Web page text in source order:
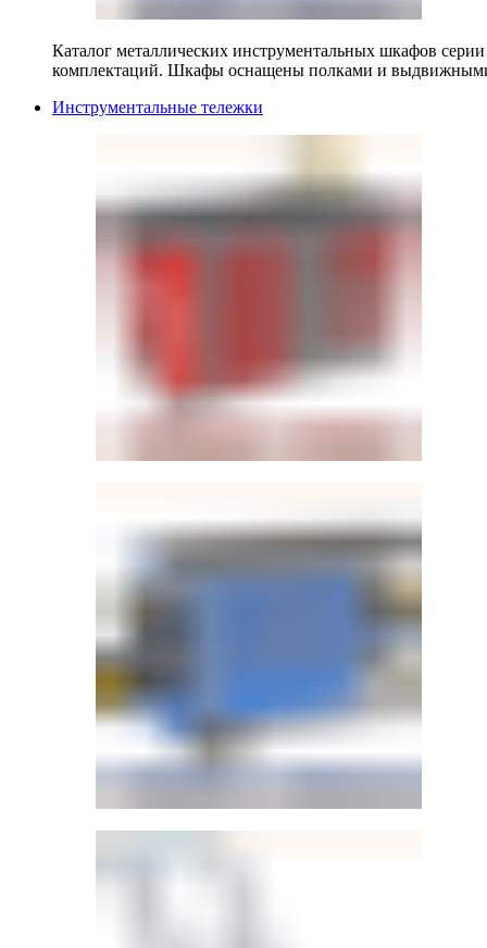
Каталог металлических инструментальных шкафов
комплектаций. Шкафы оснащены полками и
Инструментальные тележки